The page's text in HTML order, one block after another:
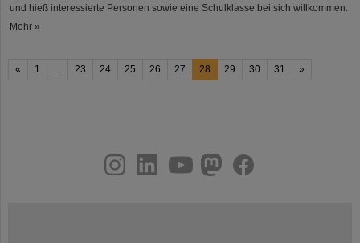
und hieß interessierte Personen sowie eine Schulklasse bei sich willkommen.
Mehr »
« 1 ... 23 24 25 26 27 28 29 30 31 »
youtubehelmholtz.socialfacebook